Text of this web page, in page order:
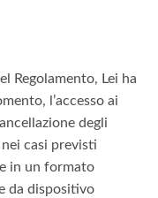
Regolamento, Lei ha
l’accesso ai
degli
casi previsti
in un formato
da dispositivo